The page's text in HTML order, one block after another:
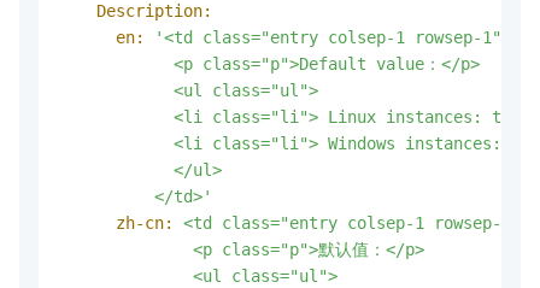
Description:
en:
'<td class="entry colsep-1 rowsep-1">
            <p class="p">Default value：</p>
            <ul class="ul">
<li class="li"> Linux instances: the
<li class="li"> Windows instances:
            </ul>
          </td>'
zh-cn:
<td class="entry colsep-1
rowsep-1">
<p class="p">默认值：</p>
<ul
class="ul">